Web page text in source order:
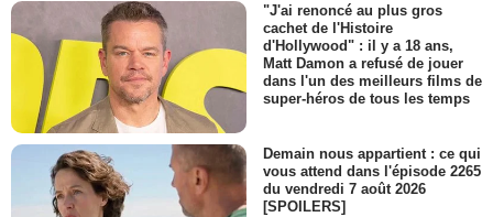
"J'ai renoncé au plus gros
cachet de l'Histoire
d'Hollywood" : il y a 18 ans,
Matt Damon a refusé de jouer
dans l'un des meilleurs films de
super-héros de tous les temps
Demain nous appartient : ce qui
vous attend dans l'épisode 2265
du vendredi 7 août 2026
[SPOILERS]